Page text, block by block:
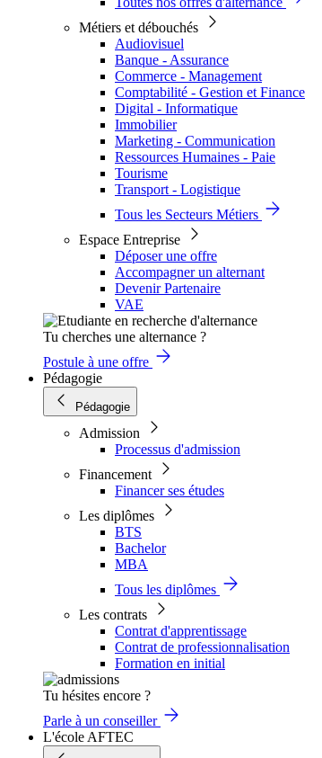
Métiers et débouchés
Audiovisuel
Banque - Assurance
Commerce - Management
Comptabilité - Gestion et Finance
Digital - Informatique
Immobilier
Marketing - Communication
Ressources Humaines - Paie
Tourisme
Transport - Logistique
Tous les Secteurs Métiers
Espace Entreprise
Déposer une offre
Accompagner un alternant
Devenir Partenaire
VAE
Tu cherches une alternance ?
Postule à une offre
Pédagogie
Pédagogie
Admission
Processus d'admission
Financement
Financer ses études
Les diplômes
BTS
Bachelor
MBA
Tous les diplômes
Les contrats
Contrat d'apprentissage
Contrat de professionnalisation
Formation en initial
Tu hésites encore ?
Parle à un conseiller
L'école AFTEC